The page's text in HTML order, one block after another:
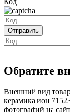
Код
Обратите
Внешний вид
керамика ион
фотографий на